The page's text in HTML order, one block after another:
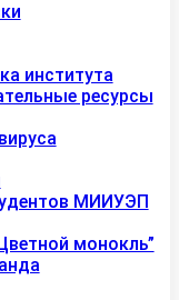
института
ресурсы
МИИУЭП
монокль”